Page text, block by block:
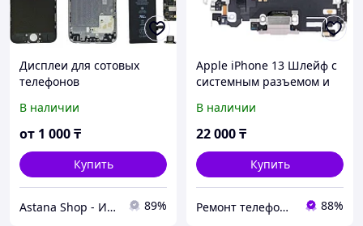
Дисплеи для сотовых
телефонов
В наличии
от 1 000₸
Купить
Astana Shop - Интернет Магазин 89%
Apple iPhone 13 Шлейф с
системным разъемом и
снятый
В наличии
22 000₸
Купить
Ремонт телефонов, ноутбуков, в Алматы Запчасти - TelePORT 88%